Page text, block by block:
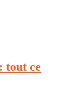
tout ce